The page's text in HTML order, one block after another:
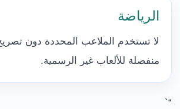
الرياضة
لا تستخدم الملاعب المحددة دون
منفصلة للألعاب غير الرسمية.
“`